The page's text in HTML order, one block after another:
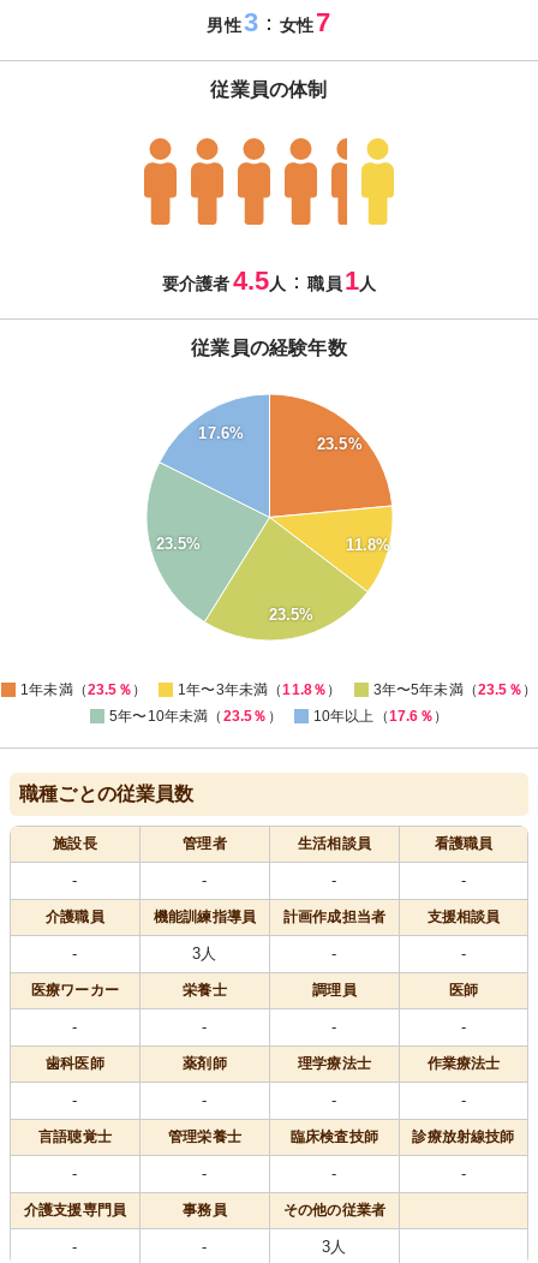
男性3：女性7
従業員の体制
要介護者4.5人 ：職員 1人
従業員の経験年数
23.5%
11.8%
23.5%
23.5%
17.6%
1年未満（23.5％ ） 1年〜3年未満（11.8％ ） 3年〜5年未満（23.5％ ）
5年〜10年未満（ 23.5％ ） 10年以上（17.6％ ）
職種ごとの従業員数
施設長 管理者 生活相談員 看護職員
- - - -
介護職員 機能訓練指導員 計画作成担当者 支援相談員
- 3人 - -
医療ワーカー 栄養士 調理員 医師
- - - -
歯科医師 薬剤師 理学療法士 作業療法士
- - - -
言語聴覚士 管理栄養士 臨床検査技師 診療放射線技師
- - - -
介護支援専門員 事務員 その他の従業者
- - 3人